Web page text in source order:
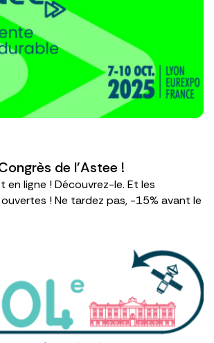
de l'Astee !
en ligne ! Découvrez-le. Et les
! Ne tardez pas, -15% avant le